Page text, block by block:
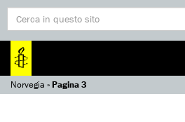
Norvegia »Pagina 3